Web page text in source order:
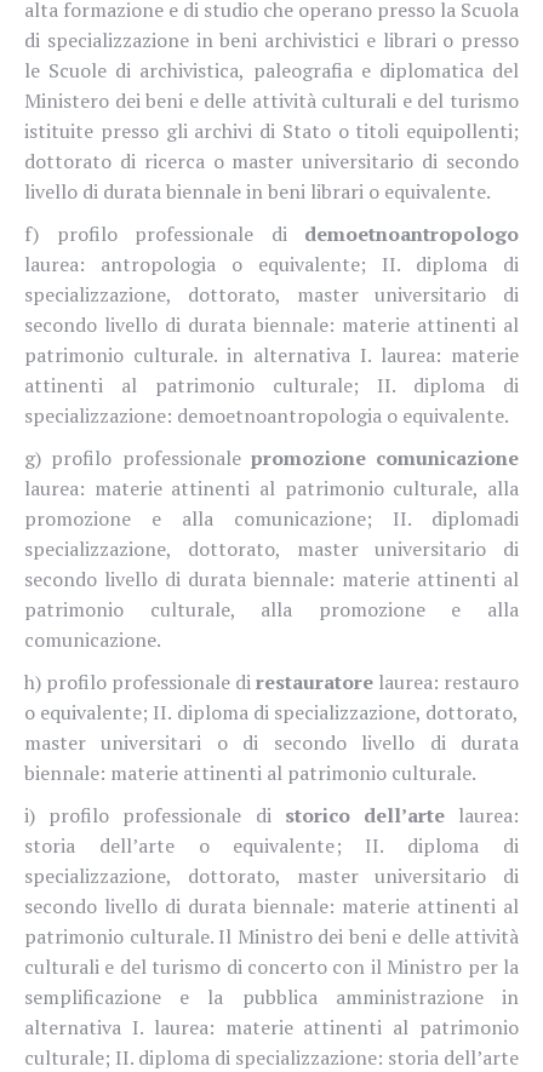
alta formazione e di studio che operano presso la Scuola
di specializzazione in beni archivistici e librari o presso
le Scuole di archivistica, paleografia e diplomatica del
Ministero dei beni e delle attività culturali e del turismo
istituite presso gli archivi di Stato o titoli equipollenti;
dottorato di ricerca o master universitario di secondo
livello di durata biennale in beni librari o equivalente.
f) profilo professionale di demoetnoantropologo
laurea: antropologia o equivalente; II. diploma di
specializzazione, dottorato, master universitario di
secondo livello di durata biennale: materie attinenti al
patrimonio culturale. in alternativa I. laurea: materie
attinenti al patrimonio culturale; II. diploma di
specializzazione: demoetnoantropologia o equivalente.
g) profilo professionale promozione comunicazione
laurea: materie attinenti al patrimonio culturale, alla
promozione e alla comunicazione; II. diplomadi
specializzazione, dottorato, master universitario di
secondo livello di durata biennale: materie attinenti al
patrimonio culturale, alla promozione e alla
comunicazione.
h) profilo professionale direstauratore laurea: restauro
o equivalente; II. diploma di specializzazione, dottorato,
master universitari o di secondo livello di durata
biennale: materie attinenti al patrimonio culturale.
i) profilo professionale di storico dell’artelaurea:
storia dell’arte o equivalente; II. diploma di
specializzazione, dottorato, master universitario di
secondo livello di durata biennale: materie attinenti al
patrimonio culturale. Il Ministro dei beni e delle attività
culturali e del turismo di concerto con il Ministro per la
semplificazione e la pubblica amministrazione in
alternativa I. laurea: materie attinenti al patrimonio
culturale; II. diploma di specializzazione: storia dell’arte